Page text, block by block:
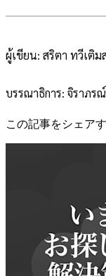
ผู้เขียน: สริตา ทวีเติ
บรรณาธิการ: จิราภร
この記事をシェア